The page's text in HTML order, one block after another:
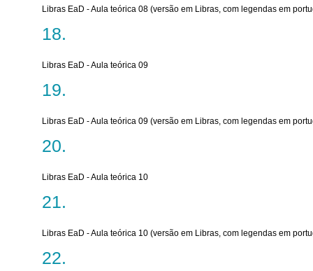
Libras EaD - Aula teórica 08 (versão em Libras, com legendas em
Libras EaD - Aula teórica 09
Libras EaD - Aula teórica 09 (versão em Libras, com legendas em
Libras EaD - Aula teórica 10
Libras EaD - Aula teórica 10 (versão em Libras, com legendas em